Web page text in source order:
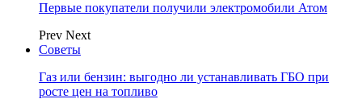
Первые покупатели получили электромобили Атом
Prev Next
Советы
Газ или бензин: выгодно ли устанавливать ГБО при
росте цен на топливо